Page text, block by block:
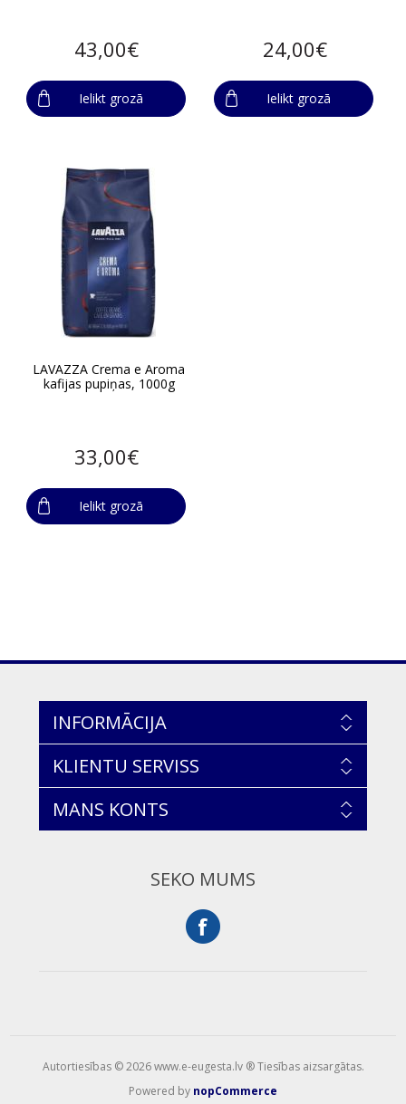
43,00€
Ielikt grozā
24,00€
Ielikt grozā
LAVAZZA Crema e Aroma
kafijas pupiņas, 1000g
33,00€
Ielikt grozā
INFORMĀCIJA
KLIENTU SERVISS
MANS KONTS
SEKO MUMS
Autortiesības © 2026 www.e-eugesta.lv ® Tiesības aizsargātas.
Powered by nopCommerce